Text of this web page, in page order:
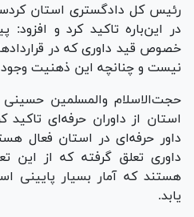
رئیس کل دادگستری استان
در این‌باره تاکید کرد و
خصوص قید داوری که در
نیست و چنانچه این ذهنیت وجود
حجت‌الاسلام والمسلمین
داور حرفه‌ای در استان فعال
هستند که آمار بسیار پایینی
یابد.